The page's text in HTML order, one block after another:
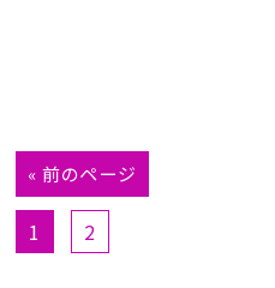
« 前のページ
1 2